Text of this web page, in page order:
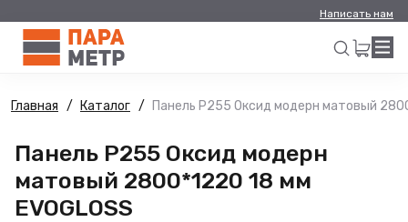
Написать нам
Искать
Главная Каталог Панель Р255 Оксид модерн матовый
Панель Р255 Оксид модерн
матовый 2800*1220 18 мм
EVOGLOSS